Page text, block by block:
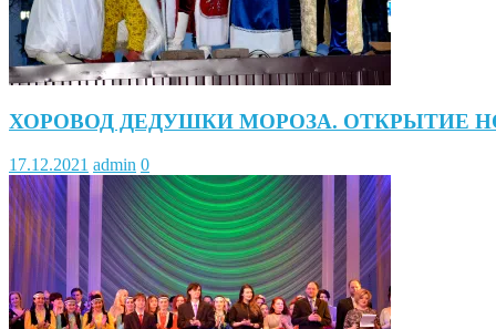
ХОРОВОД ДЕДУШКИ МОРОЗА. ОТКРЫТИЕ
17.12.2021 admin 0